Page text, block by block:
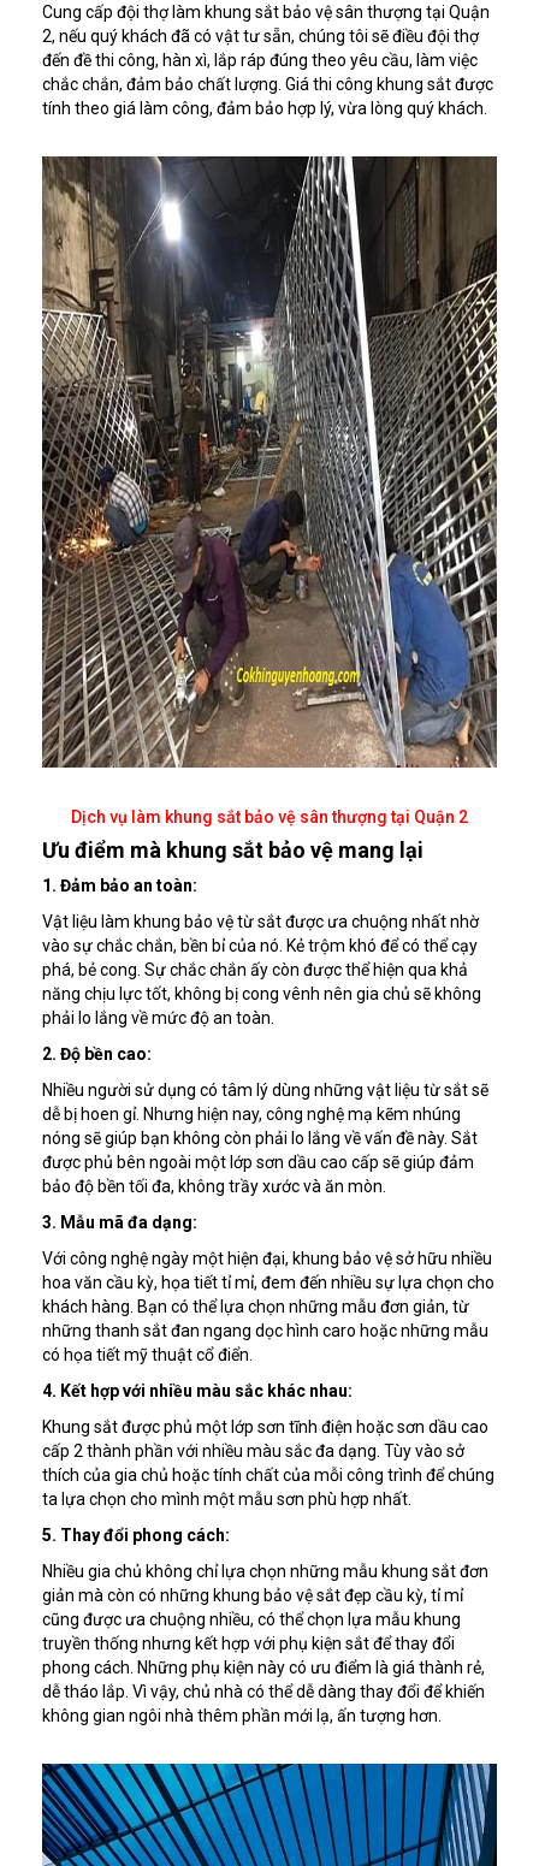
Cung cấp đội thợ làm khung sắt bảo vệ sân thượng tại Quận
2, nếu quý khách đã có vật tư sẵn, chúng tôi sẽ điều đội thợ
đến đề thi công, hàn xì, lắp ráp đúng theo yêu cầu, làm việc
chắc chắn, đảm bảo chất lượng. Giá thi công khung sắt được
tính theo giá làm công, đảm bảo hợp lý, vừa lòng quý khách.
Dịch vụ làm khung sắt bảo vệ sân thượng tại Quận 2
Ưu điểm mà khung sắt bảo vệ mang lại
1. Đảm bảo an toàn:
Vật liệu làm khung bảo vệ từ sắt được ưa chuộng nhất nhờ
vào sự chắc chắn, bền bỉ của nó. Kẻ trộm khó để có thể cạy
phá, bẻ cong. Sự chắc chắn ấy còn được thể hiện qua khả
năng chịu lực tốt, không bị cong vênh nên gia chủ sẽ không
phải lo lắng về mức độ an toàn.
2. Độ bền cao:
Nhiều người sử dụng có tâm lý dùng những vật liệu từ sắt sẽ
dễ bị hoen gỉ. Nhưng hiện nay, công nghệ mạ kẽm nhúng
nóng sẽ giúp bạn không còn phải lo lắng về vấn đề này. Sắt
được phủ bên ngoài một lớp sơn dầu cao cấp sẽ giúp đảm
bảo độ bền tối đa, không trầy xước và ăn mòn.
3. Mẫu mã đa dạng:
Với công nghệ ngày một hiện đại, khung bảo vệ sở hữu nhiều
hoa văn cầu kỳ, họa tiết tỉ mỉ, đem đến nhiều sự lựa chọn cho
khách hàng. Bạn có thể lựa chọn những mẫu đơn giản, từ
những thanh sắt đan ngang dọc hình caro hoặc những mẫu
có họa tiết mỹ thuật cổ điển.
4. Kết hợp với nhiều màu sắc khác nhau:
Khung sắt được phủ một lớp sơn tĩnh điện hoặc sơn dầu cao
cấp 2 thành phần với nhiều màu sắc đa dạng. Tùy vào sở
thích của gia chủ hoặc tính chất của mỗi công trình để chúng
ta lựa chọn cho mình một mẫu sơn phù hợp nhất.
5. Thay đổi phong cách:
Nhiều gia chủ không chỉ lựa chọn những mẫu khung sắt đơn
giản mà còn có những khung bảo vệ sắt đẹp cầu kỳ, tỉ mỉ
cũng được ưa chuộng nhiều, có thể chọn lựa mẫu khung
truyền thống nhưng kết hợp với phụ kiện sắt để thay đổi
phong cách. Những phụ kiện này có ưu điểm là giá thành rẻ,
dễ tháo lắp. Vì vậy, chủ nhà có thể dễ dàng thay đổi để khiến
không gian ngôi nhà thêm phần mới lạ, ấn tượng hơn.